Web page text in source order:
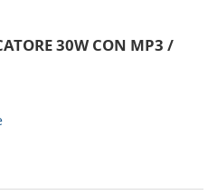
30W CON MP3 /